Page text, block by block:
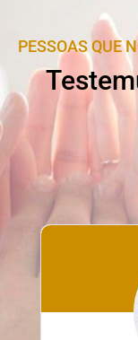
PESSOAS QUE